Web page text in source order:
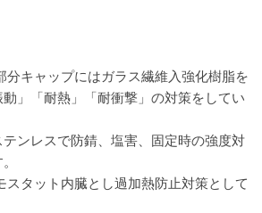
分キャップにはガラス繊維入強化樹脂を
」「耐熱」「耐衝撃」の対策をしてい
ンレスで防錆、塩害、固定時の強度対
スタット内臓とし過加熱防止対策として